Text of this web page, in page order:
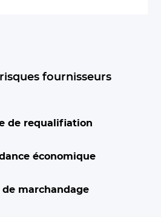
fournisseurs
de requalifiation
économique
marchandage